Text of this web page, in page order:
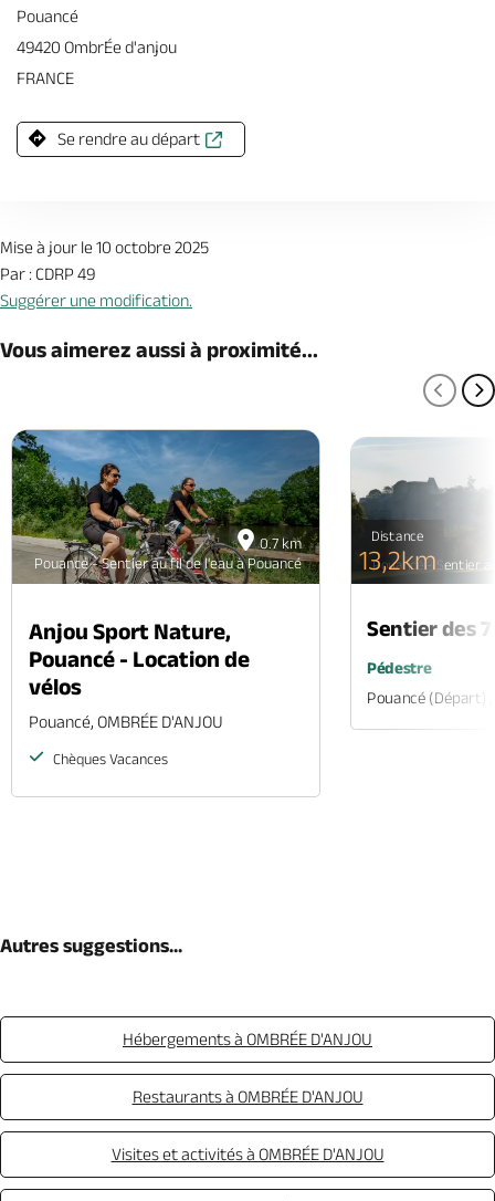
Pouancé
49420 OmbrÉe d'anjou
FRANCE
Se rendre au départ
Mise à jour le 10 octobre 2025
Par : CDRP 49
Suggérer une modification.
Vous aimerez aussi à proximité...
0.7 km
Pouancé - Sentier au fil de l'eau à Pouancé
Anjou Sport Nature,
Pouancé - Location de
vélos
Pouancé, OMBRÉE D'ANJOU
Chèques Vacances
Pouancé - Sentier
Distance
13,2km
Sentier des
Pédestre
Pouancé (départ) ,
Autres suggestions...
Hébergements à OMBRÉE D'ANJOU
Restaurants à OMBRÉE D'ANJOU
Visites et activités à OMBRÉE D'ANJOU